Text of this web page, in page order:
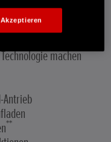
umfangreiche
machen
Antrieb
**
Akzeptieren